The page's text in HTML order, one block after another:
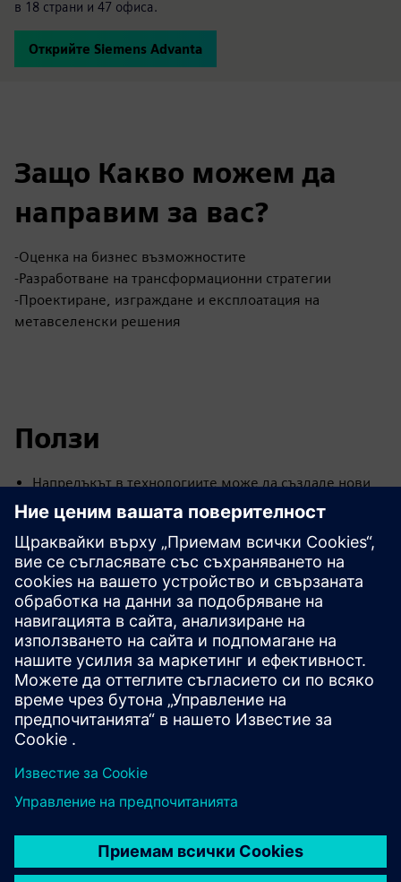
в 18 страни и 47 офиса.
Открийте Siemens Advanta
Защо Какво можем да
направим за вас?
-Оценка на бизнес възможностите
-Разработване на трансформационни стратегии
-Проектиране, изграждане и експлоатация на
метавселенски решения
Ползи
Напредъкът в технологиите може да създаде нови
възможности за бизнеса и да даде възможност за
нови форми на комуникация и сътрудничество
Технологията на блокчейн има множество
потенциални приложения, които могат да бъдат
оптимизирани чрез съвместна и потапяща
виртуална среда
Дигиталните версии се оказаха ефективни
алтернативи за маркетинг, продажби и training
Цифровият близнак позволява виртуално
моделиране на целия жизнен цикъл на продукта